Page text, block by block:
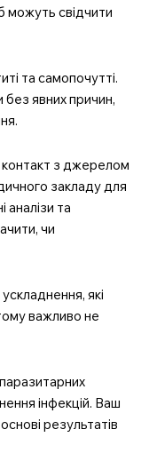
можуть свідчити
та самопочутті.
без явних причин,
з джерелом
закладу для
аналізи та
чи
які
важливо не
інфекцій. Ваш
результатів